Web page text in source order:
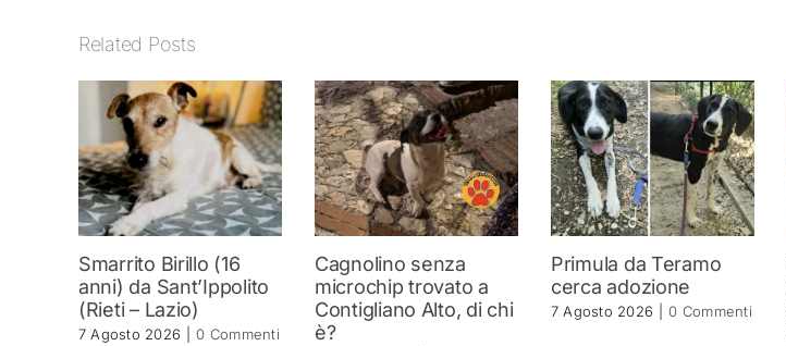
Related Posts
Smarrito Birillo (16
anni) da Sant’Ippolito
(Rieti – Lazio)
7 Agosto 2026 0 Commenti
Cagnolino senza
microchip trovato a
Contigliano Alto, di chi
è?
Primula da Teramo
cerca adozione
7 Agosto 2026 0 Commenti